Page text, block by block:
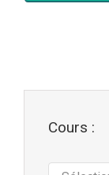
Cours :